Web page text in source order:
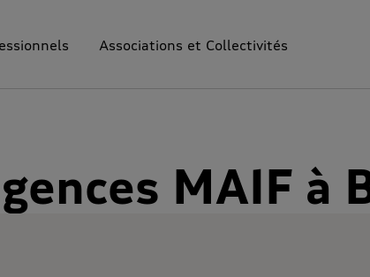
Associations et Collectivités
MAIF à